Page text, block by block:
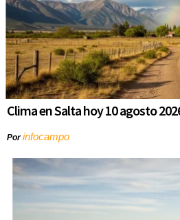
Clima en Salta hoy 10 agosto
Porinfocampo